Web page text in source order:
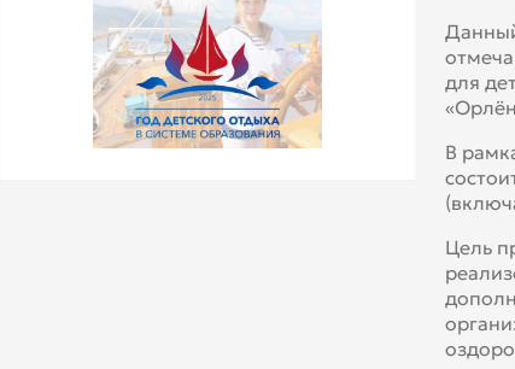
для
В
Цель